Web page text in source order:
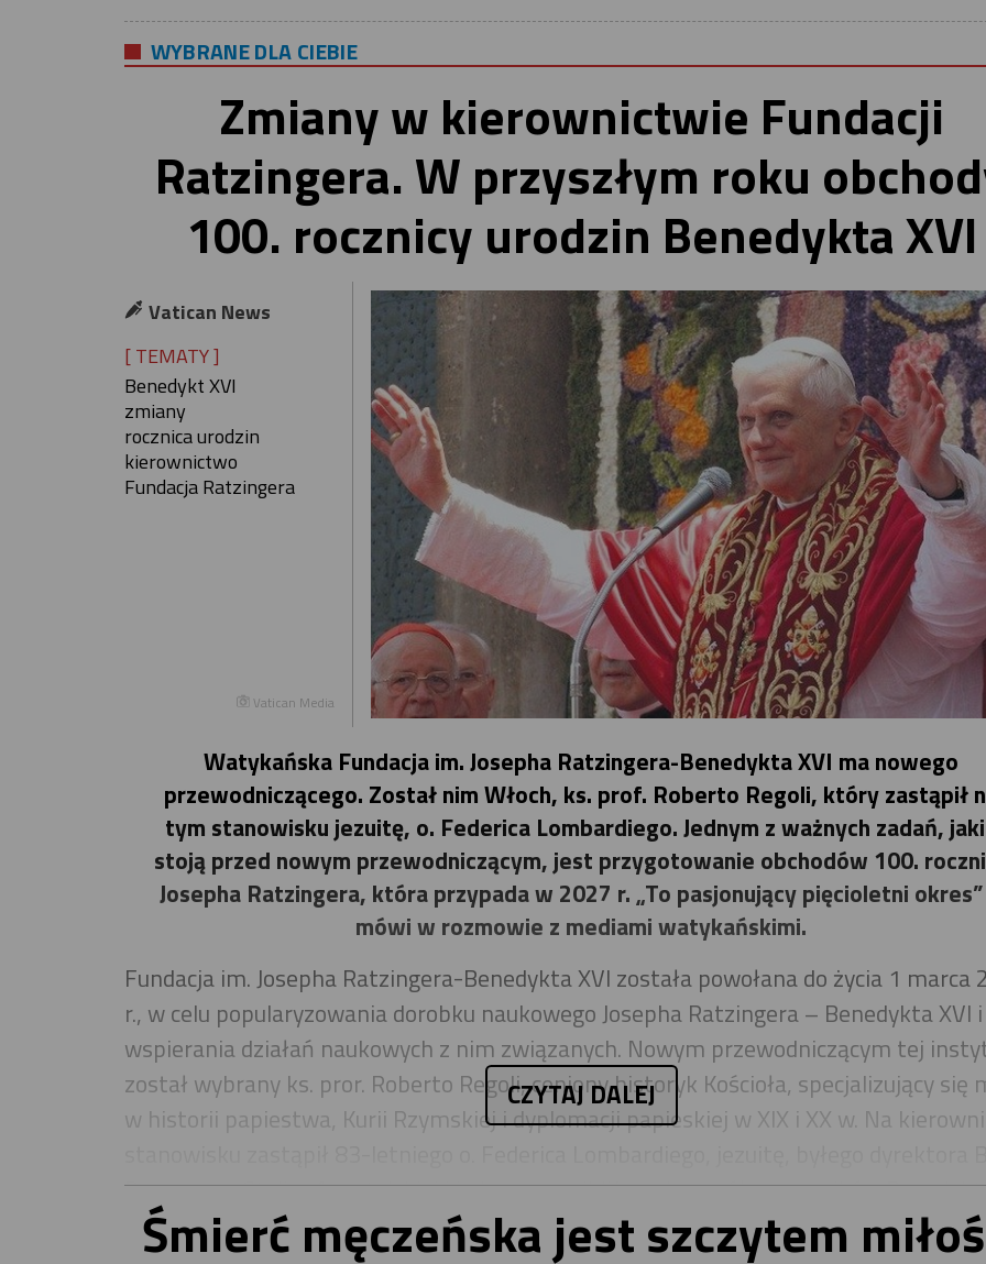
WYBRANE DLA CIEBIE
Zmiany w kierownictwie Fundacji
Ratzingera. W przyszłym roku
100. rocznicy urodzin Benedykta XVI
Vatican News
[ TEMATY ]
Benedykt XVI
zmiany
rocznica urodzin
kierownictwo
Fundacja Ratzingera
Vatican Media
Watykańska Fundacja im. Josepha Ratzingera-Benedykta XVI ma nowego
przewodniczącego. Został nim Włoch, ks. prof. Roberto Regoli, który zastąpił
tym stanowisku jezuitę, o. Federica Lombardiego. Jednym z ważnych zadań,
stoją przed nowym przewodniczącym, jest przygotowanie obchodów 100.
Josepha Ratzingera, która przypada w 2027 r. „To pasjonujący pięcioletni
mówi w rozmowie z mediami watykańskimi.
Fundacja im. Josepha Ratzingera-Benedykta XVI została powołana do życia 1 marca
r., w celu popularyzowania dorobku naukowego Josepha Ratzingera – Benedykta XVI i
wspierania działań naukowych z nim związanych. Nowym przewodniczącym tej
został wybrany ks. pror. Roberto Regoli, ceniony historyk Kościoła, specjalizujący się
w historii papiestwa, Kurii Rzymskiej i dyplomacji papieskiej w XIX i XX w. Na
Prasowego Stolicy Apostolskiej i jednego z najbliższych współpracowników
O. Lombardi kierował fundacją przez ostatnią dekadę i był niezwykle ceniony
CZYTAJ DALEJ
Śmierć męczeńska jest szczytem